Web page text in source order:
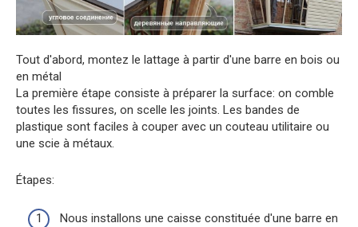
Tout d'abord, montez le lattage à partir d'une barre en bois ou
en métal
La première étape consiste à préparer la surface: on comble
toutes les fissures, on scelle les joints. Les bandes de
plastique sont faciles à couper avec un couteau utilitaire ou
une scie à métaux.
Étapes:
Nous installons une caisse constituée d'une barre en